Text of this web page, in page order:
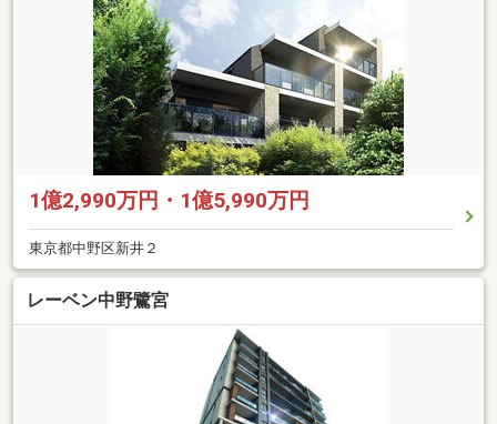
1億2,990万円・1億5,990万円
東京都中野区新井２
レーベン中野鷺宮